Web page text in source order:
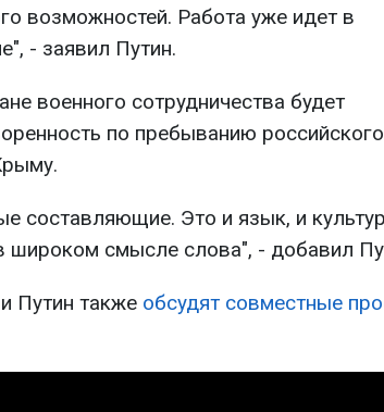
возможностей. Работа уже идет в
- заявил Путин.
военного сотрудничества будет
по пребыванию российского
составляющие. Это и язык, и
широком смысле слова", - добавил
Путин также обсудят совместные